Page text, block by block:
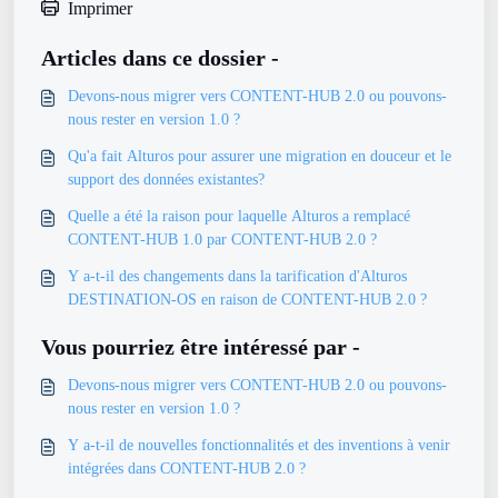
Imprimer
Articles dans ce dossier -
Devons-nous migrer vers CONTENT-HUB 2.0 ou pouvons-
nous rester en version 1.0 ?
Qu'a fait Alturos pour assurer une migration en douceur et le
support des données existantes?
Quelle a été la raison pour laquelle Alturos a remplacé
CONTENT-HUB 1.0 par CONTENT-HUB 2.0 ?
​Y a-t-il des changements dans la tarification d'Alturos
DESTINATION-OS en raison de CONTENT-HUB 2.0 ?
Vous pourriez être intéressé par -
Devons-nous migrer vers CONTENT-HUB 2.0 ou pouvons-
nous rester en version 1.0 ?
​Y a-t-il de nouvelles fonctionnalités et des inventions à venir
intégrées dans CONTENT-HUB 2.0 ?